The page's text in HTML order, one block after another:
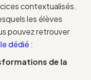
contextualisés.
les élèves
pouvez retrouver
dédié :
de la